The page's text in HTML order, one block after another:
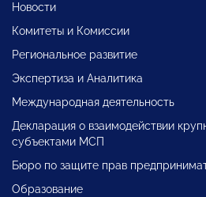
Новости
Комитеты и Комиссии
Региональное развитие
Экспертиза и Аналитика
Международная деятельность
Декларация о взаимодействии
субъектами МСП
Бюро по защите прав
Образование